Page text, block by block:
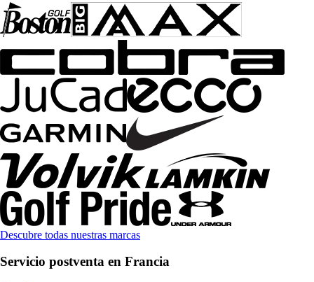
Descubre todas nuestras marcas
Servicio postventa en Francia